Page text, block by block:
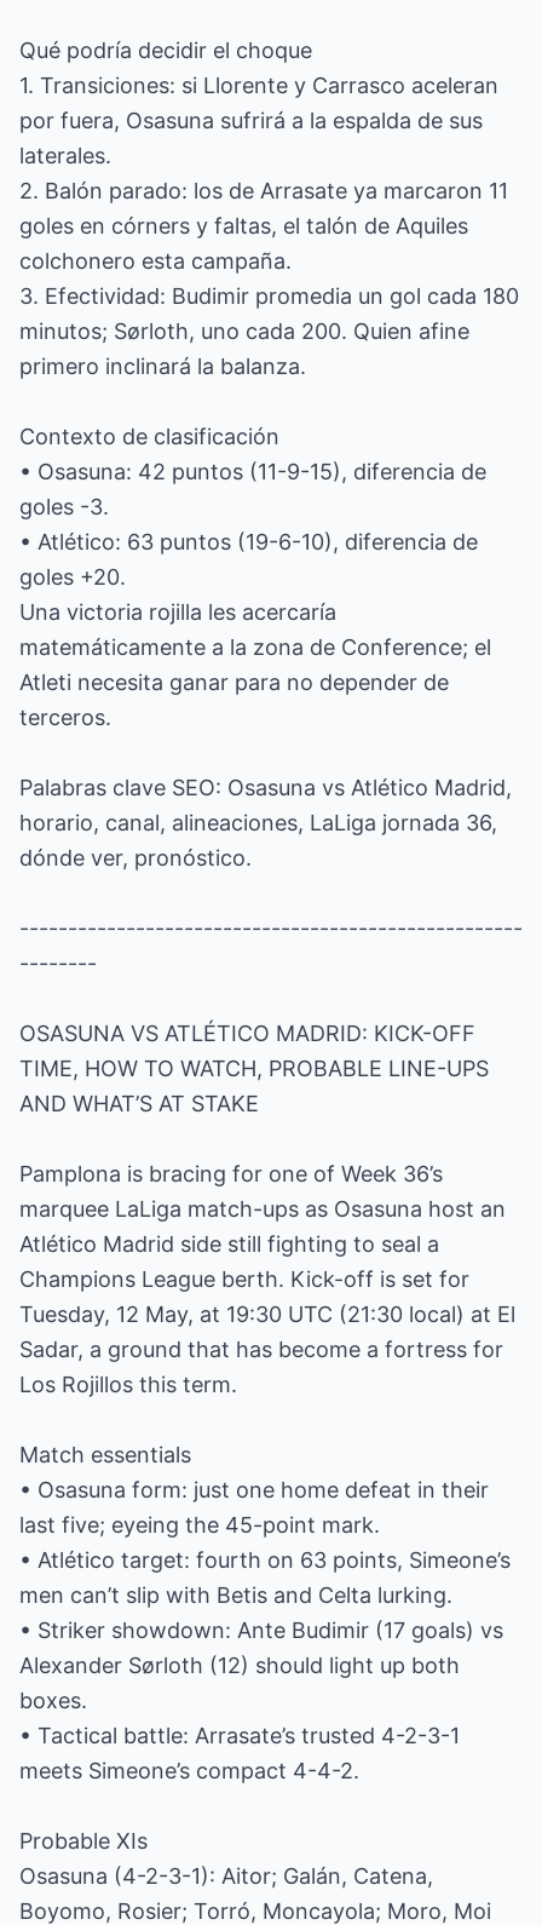
Qué podría decidir el choque
1. Transiciones: si Llorente y Carrasco aceleran
por fuera, Osasuna sufrirá a la espalda de sus
laterales.
2. Balón parado: los de Arrasate ya marcaron 11
goles en córners y faltas, el talón de Aquiles
colchonero esta campaña.
3. Efectividad: Budimir promedia un gol cada 180
minutos; Sørloth, uno cada 200. Quien afine
primero inclinará la balanza.
Contexto de clasificación
• Osasuna: 42 puntos (11-9-15), diferencia de
goles -3.
• Atlético: 63 puntos (19-6-10), diferencia de
goles +20.
Una victoria rojilla les acercaría
matemáticamente a la zona de Conference; el
Atleti necesita ganar para no depender de
terceros.
Palabras clave SEO: Osasuna vs Atlético Madrid,
horario, canal, alineaciones, LaLiga jornada 36,
dónde ver, pronóstico.
----------------------------------------------------
--------
OSASUNA VS ATLÉTICO MADRID: KICK-OFF
TIME, HOW TO WATCH, PROBABLE LINE-UPS
AND WHAT’S AT STAKE
Pamplona is bracing for one of Week 36’s
marquee LaLiga match-ups as Osasuna host an
Atlético Madrid side still fighting to seal a
Champions League berth. Kick-off is set for
Tuesday, 12 May, at 19:30 UTC (21:30 local) at El
Sadar, a ground that has become a fortress for
Los Rojillos this term.
Match essentials
• Osasuna form: just one home defeat in their
last five; eyeing the 45-point mark.
• Atlético target: fourth on 63 points, Simeone’s
men can’t slip with Betis and Celta lurking.
• Striker showdown: Ante Budimir (17 goals) vs
Alexander Sørloth (12) should light up both
boxes.
• Tactical battle: Arrasate’s trusted 4-2-3-1
meets Simeone’s compact 4-4-2.
Probable XIs
Osasuna (4-2-3-1): Aitor; Galán, Catena,
Boyomo, Rosier; Torró, Moncayola; Moro, Moi